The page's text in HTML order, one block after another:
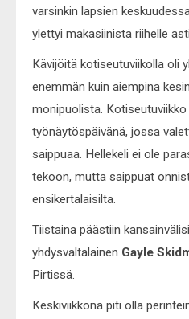
varsinkin lapsien
ylettyi makasiinista riihelle asti.
Kävijöitä kotiseutuviikolla oli
enemmän kuin aiempina
monipuolista.
työnäytöspäivänä, jossa
saippuaa. Hellekeli ei ole
tekoon, mutta saippuat
ensikertalaisilta.
Tiistaina päästiin
yhdysvaltalainen Gayle
Pirtissä.
Keskiviikkona piti olla